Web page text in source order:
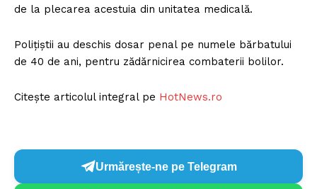
de la plecarea acestuia din unitatea medicală.
Poliţiştii au deschis dosar penal pe numele bărbatului
de 40 de ani, pentru zădărnicirea combaterii bolilor.
Citește articolul integral pe HotNews.ro
Urmărește-ne pe Telegram